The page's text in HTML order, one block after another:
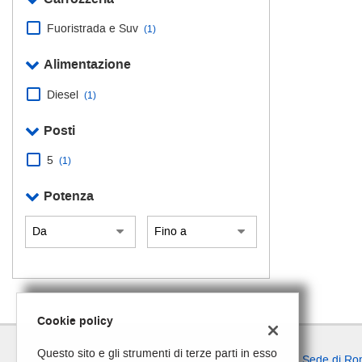
Fuoristrada e Suv (1)
Alimentazione
Diesel (1)
Posti
5 (1)
Potenza
Cookie policy
Questo sito e gli strumenti di terze parti in esso
Cookie delle preferenze
Cookie analitici
Cookie di marketing